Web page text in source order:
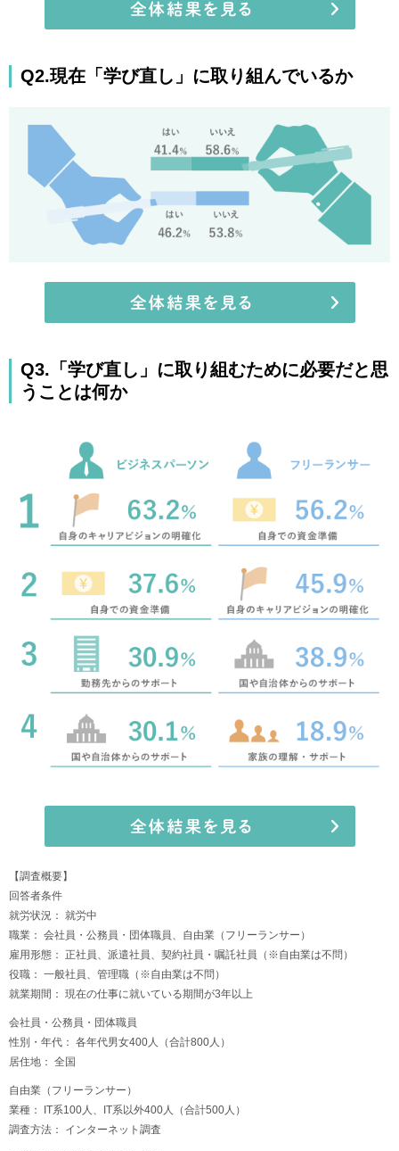
Q2.現在「学び直し」に取り組んでいるか
Q3.「学び直し」に取り組むために必要だと思
うことは何か
【調査概要】
回答者条件
就労状況： 就労中
職業： 会社員・公務員・団体職員、自由業（フリーランサー）
雇用形態： 正社員、派遣社員、契約社員・嘱託社員（※自由業は不問）
役職： 一般社員、管理職（※自由業は不問）
就業期間： 現在の仕事に就いている期間が3年以上
会社員・公務員・団体職員
性別・年代： 各年代男女400人（合計800人）
居住地： 全国
自由業（フリーランサー）
業種： IT系100人、IT系以外400人（合計500人）
調査方法： インターネット調査